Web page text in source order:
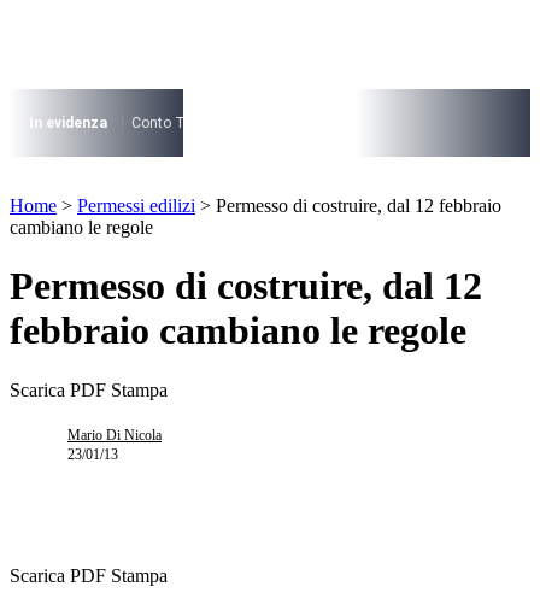
I più cercati
Lorem ipsum dolor sit amet consectetur
Lorem ipsum dolor sit amet consectetur
In evidenza Conto Termico
Lorem ipsum dolor sit amet consectetur
Home > Permessi edilizi > Permesso di costruire, dal 12 febbraio
cambiano le regole
Permesso di costruire, dal 12
febbraio cambiano le regole
Scarica PDF Stampa
Mario Di Nicola
23/01/13
Scarica PDF Stampa